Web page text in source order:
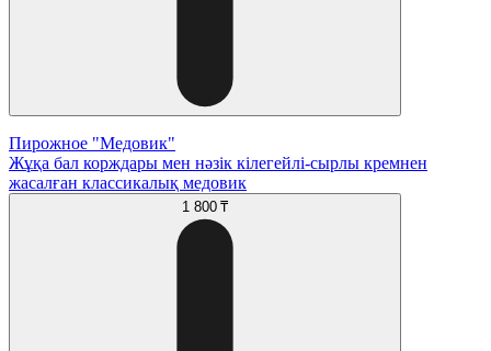
Пирожное "Медовик"
Жұқа бал корждары мен нәзік кілегейлі-сырлы кремнен
жасалған классикалық медовик
1 800 ₸